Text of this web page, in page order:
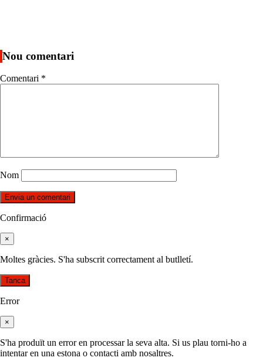
Nou comentari
Comentari *
Nom
Confirmació
×
Moltes gràcies. S'ha subscrit correctament al butlletí.
Tanca
Error
×
S'ha produït un error en processar la seva alta. Si us plau torni-ho a
intentar en una estona o contacti amb nosaltres.